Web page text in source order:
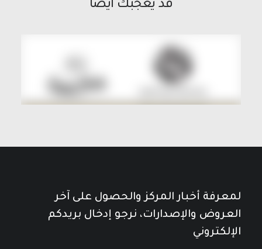
قد يعجبك ايضاً
لمعرفة أخبار المركز والحصول على آخر
العروض والإصدارات، نرجو إدخال بريدكم
الإلكتروني